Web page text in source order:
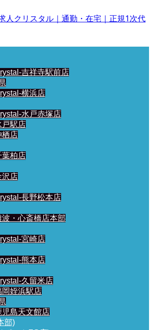
吉祥寺駅前店
横浜店
水戸赤塚店
戸駅店
栖店
葉柏店
沢店
長野松本店
波・心斎橋店本部
宮崎店
熊本店
久留米店
岡姪浜駅店
児島天文館店
部)